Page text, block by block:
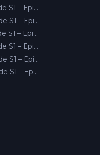
A Man on the Inside S1 – Epizoda 03
A Man on the Inside S1 – Epizoda 04
A Man on the Inside S1 – Epizoda 05
A Man on the Inside S1 – Epizoda 06
A Man on the Inside S1 – Epizoda 07
A Man on the Inside S1 – Epizoda 08